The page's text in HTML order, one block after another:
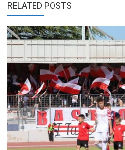
RELATED POSTS